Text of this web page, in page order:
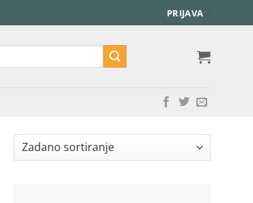
PRIJAVA